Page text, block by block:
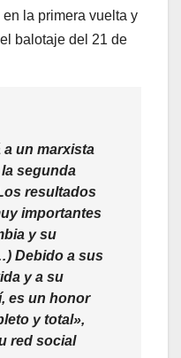
la primera vuelta y
balotaje del 21 de
un marxista
segunda
resultados
importantes
y su
Debido a sus
y a su
es un honor
y total»,
red social